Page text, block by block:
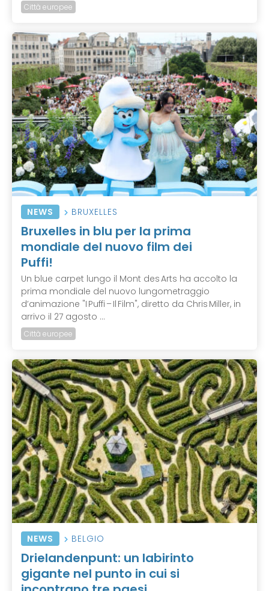
Città europee
NEWS BRUXELLES
Bruxelles in blu per la prima
mondiale del nuovo film dei
Puffi!
Un blue carpet lungo il Mont des Arts ha accolto la
prima mondiale del nuovo lungometraggio
d’animazione "I Puffi – Il Film", diretto da Chris Miller, in
arrivo il 27 agosto ...
Città europee
NEWS BELGIO
Drielandenpunt: un labirinto
gigante nel punto in cui si